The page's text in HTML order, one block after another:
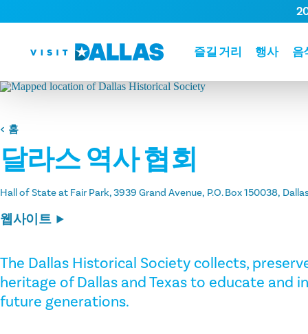
본문으로 건너뛰기
즐길 거리 행사 음
홈
달라스 역사 협회
Hall of State at Fair Park, 3939 Grand Avenue P.O. Box 150038
웹사이트
The Dallas Historical Society collects,
heritage of Dallas and Texas to educate and
future generations.